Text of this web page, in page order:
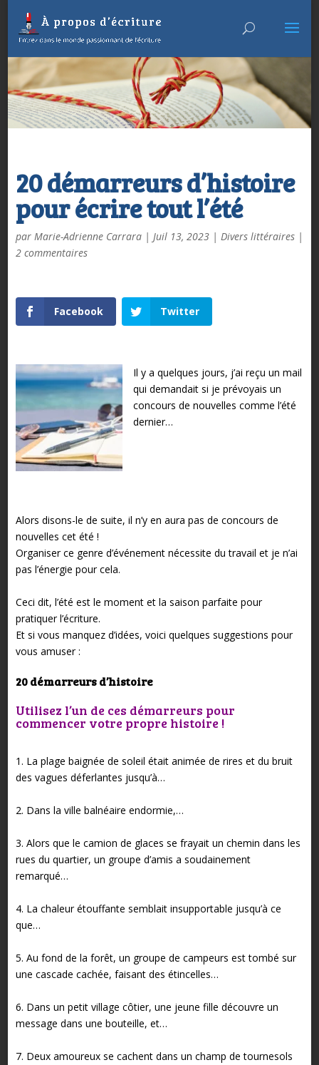
20 démarreurs d’histoire
pour écrire tout l’été
par Marie-Adrienne Carrara| Juil 13, 2023| Divers littéraires|
2 commentaires
Facebook Twitter
Il y a quelques jours, j’ai reçu un mail
qui demandait si je prévoyais un
concours de nouvelles comme l’été
dernier…
Alors disons-le de suite, il n’y en aura pas de concours de
nouvelles cet été !
Organiser ce genre d’événement nécessite du travail et je n’ai
pas l’énergie pour cela.
Ceci dit, l’été est le moment et la saison parfaite pour
pratiquer l’écriture.
Et si vous manquez d’idées, voici quelques suggestions pour
vous amuser :
20 démarreurs d’histoire
Utilisez l’un de ces démarreurs pour
commencer votre propre histoire !
1. La plage baignée de soleil était animée de rires et du bruit
des vagues déferlantes jusqu’à…
2. Dans la ville balnéaire endormie,…
3. Alors que le camion de glaces se frayait un chemin dans les
rues du quartier, un groupe d’amis a soudainement
remarqué…
4. La chaleur étouffante semblait insupportable jusqu’à ce
que…
5. Au fond de la forêt, un groupe de campeurs est tombé sur
une cascade cachée, faisant des étincelles…
6. Dans un petit village côtier, une jeune fille découvre un
message dans une bouteille, et…
7. Deux amoureux se cachent dans un champ de tournesols